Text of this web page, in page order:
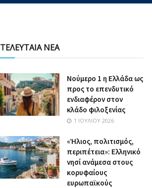
ΤΕΛΕΥΤΑΙΑ ΝΕΑ
Nούμερο 1 η Ελλάδα ως
προς το επενδυτικό
ενδιαφέρον στον
κλάδο φιλοξενίας
1 ΙΟΥΛΊΟΥ 2026
«Ήλιος, πολιτισμός,
περιπέτεια»: Ελληνικό
νησί ανάμεσα στους
κορυφαίους
ευρωπαϊκούς